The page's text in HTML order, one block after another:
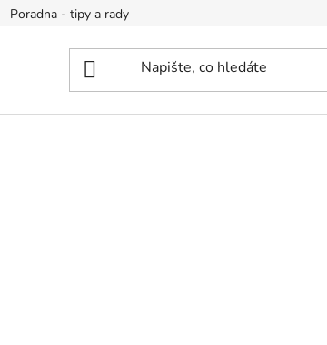
Poradna - tipy a rady